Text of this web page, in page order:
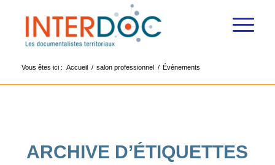
Vous êtes ici : Accueil / salon professionnel / Évènements
ARCHIVE D’ÉTIQUETTES